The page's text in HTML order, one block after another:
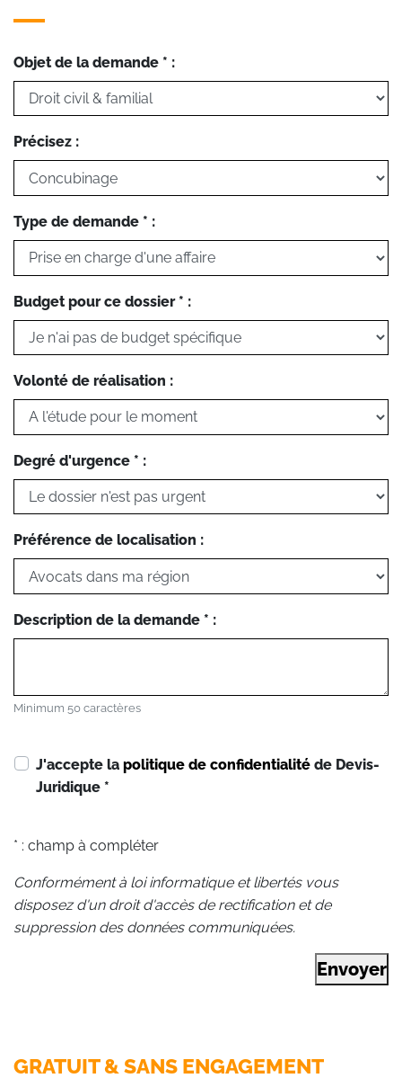
Objet de la demande * :
Précisez :
Type de demande * :
Budget pour ce dossier * :
Volonté de réalisation :
Degré d'urgence * :
Préférence de localisation :
Description de la demande * :
Minimum 50 caractères
J'accepte la politique de confidentialité de Devis-
Juridique *
* : champ à compléter
Conformément à loi informatique et libertés vous
disposez d'un droit d'accès de rectification et de
suppression des données communiquées.
Envoyer
GRATUIT & SANS ENGAGEMENT